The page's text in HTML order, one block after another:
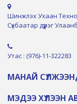
Шинжлэх Ухаан
Сүхбаатар дүүрэг
Утас : (976)-11-322283
МАНАЙ
МЭДЭЭ ХҮЛЭЭН